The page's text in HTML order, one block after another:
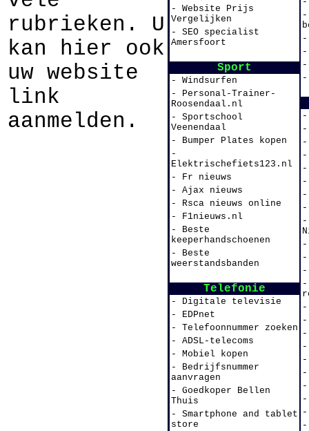
rubrieken. U
kan hier ook
uw website
link
aanmelden.
- Website Prijs
Vergelijken
- SEO specialist
Amersfoort
Sport
- Windsurfen
- Personal-Trainer-
Roosendaal.nl
- Sportschool
Veenendaal
- Bumper Plates kopen
-
Elektrischefiets123.nl
- Fr nieuws
- Ajax nieuws
- Rsca nieuws online
- F1nieuws.nl
- Beste
keeperhandschoenen
- Beste
weerstandsbanden
Telefonie
- Digitale televisie
- EDPnet
- Telefoonnummer zoeken
- ADSL-telecoms
- Mobiel kopen
- Bedrijfsnummer
aanvragen
- Goedkoper Bellen
Thuis
- Smartphone and tablet
store
-
-
-
-
-
-
-
-
-
-
-
-
-
-
-
-
-
-
-
-
-
-
-
-
-